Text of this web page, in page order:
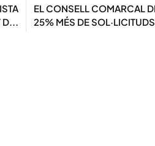
D...
EL CONSELL COMARCAL
25% MÉS DE